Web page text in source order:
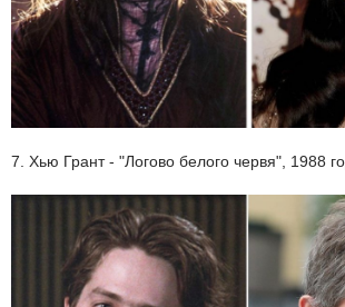
7. Хью Грант - "Логово белого червя", 1988